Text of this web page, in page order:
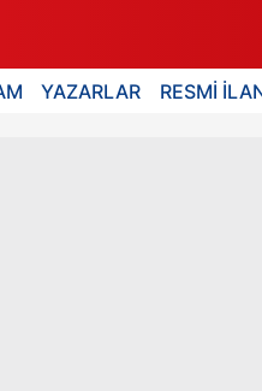
YAZARLAR RESMİ